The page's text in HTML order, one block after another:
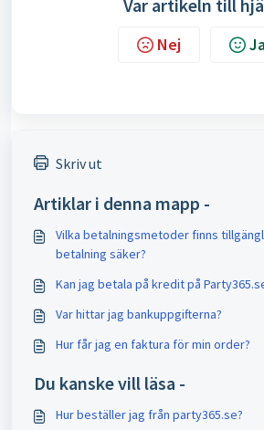
Var artikeln till
Nej
Skriv ut
Artiklar i denna mapp -
Vilka betalningsmetoder finns
betalning säker?
Kan jag betala på kredit på
Var hittar jag bankuppgifterna?
Hur får jag en faktura för min order?
Du kanske vill läsa -
Hur beställer jag från party365.se?